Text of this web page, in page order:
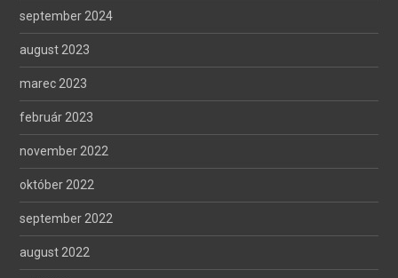
september 2024
august 2023
marec 2023
február 2023
november 2022
október 2022
september 2022
august 2022